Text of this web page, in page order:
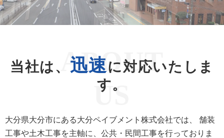
当社は、 迅速に対応いたしま
す。
大分県大分市にある大分ペイブメント株式会社では、
舗装
工事や土木工事を主軸に、公共・民間工事を行っておりま